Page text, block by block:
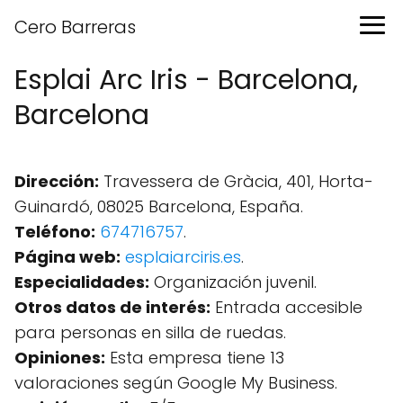
Cero Barreras
Esplai Arc Iris - Barcelona,
Barcelona
Dirección: Travessera de Gràcia, 401, Horta-
Guinardó, 08025 Barcelona, España.
Teléfono: 674716757.
Página web: esplaiarciris.es.
Especialidades: Organización juvenil.
Otros datos de interés: Entrada accesible
para personas en silla de ruedas.
Opiniones: Esta empresa tiene 13
valoraciones según Google My Business.